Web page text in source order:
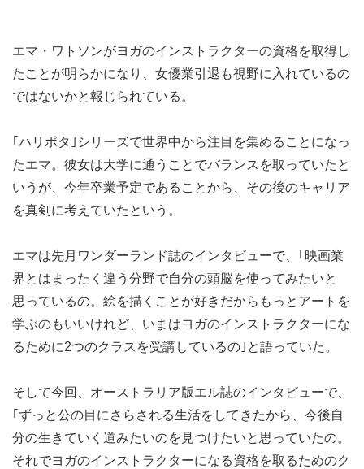
エマ・ワトソンがヨガのインストラクターの資格を取得し
たことが明らかになり、女優業引退も視野に入れているの
ではないかと報じられている。
｢ハリポタ｣シリーズで世界中から注目を集めることになっ
たエマ。彼女は大学に通うことでバランスを取っていたと
いうが、今年卒業予定であることから、その後のキャリア
を真剣に考えていたという。
エマは先月ワンダーランド誌のインタビューで、｢映画業
界とはまったく違う分野で自分の頭脳を使ってみたいと
思っているの。絵を描くことが好きだからもっとアートを
学ぶのもいいけれど、いまはヨガのインストラクターにな
るために2つのクラスを受講しているの｣と語っていた。
そして今回、オーストラリア版エル誌のインタビューで、
｢ずっと公の目にさらされる生活をしてきたから、今後自
分の生きていく道みたいのを見つけたいと思っていたの。
それでヨガのインストラクターになる資格を取るためのク